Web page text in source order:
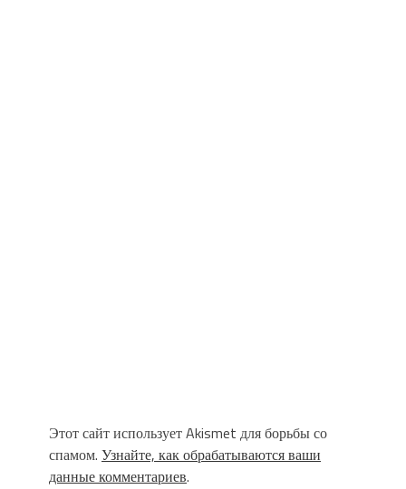
Этот сайт использует Akismet для борьбы со
спамом. Узнайте, как обрабатываются ваши
данные комментариев.